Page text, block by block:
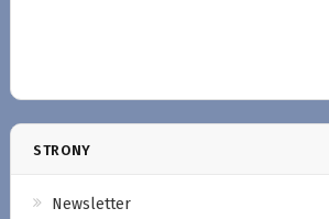
STRONY
Newsletter